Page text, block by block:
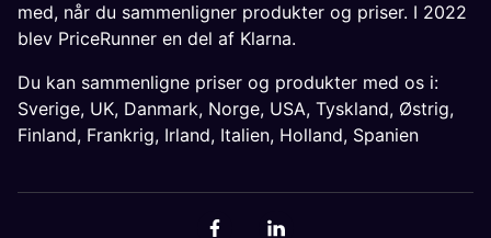
med, når du sammenligner produkter og priser. I 2022
blev PriceRunner en del af Klarna.
Du kan sammenligne priser og produkter med os i:
Sverige, UK, Danmark, Norge, USA, Tyskland, Østrig,
Finland, Frankrig, Irland, Italien, Holland, Spanien